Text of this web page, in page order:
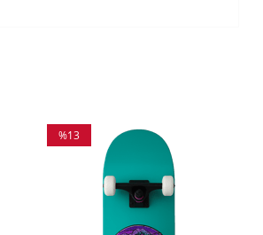
%13